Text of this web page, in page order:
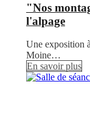
"Nos
l'alpage
Une exposition
Moine…
En savoir plus